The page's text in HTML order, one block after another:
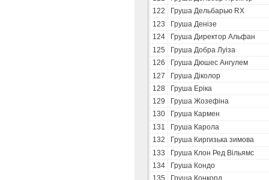
122
Груша Дельбарью RX
123
Груша Денізе
124
Груша Директор Альфан
125
Груша Добра Луіза
126
Груша Дюшес Ангулем
127
Груша Діколор
128
Груша Еріка
129
Груша Жозефіна
130
Груша Кармен
131
Груша Карола
132
Груша Киргизька зимова
133
Груша Клон Ред Вільямс
134
Груша Кондо
135
Груша Конкорд